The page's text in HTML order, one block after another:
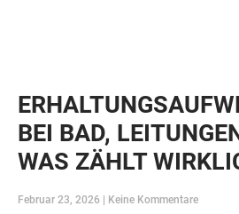
BEI BAD,
WAS ZÄHLT
Februar 23, 2026 Keine Kommentare